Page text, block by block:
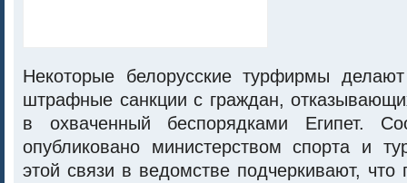
Некоторые белорусские турфирмы
штрафные санкции с граждан,
в охваченный беспорядками Египет.
опубликовано министерством спорта и
этой связи в ведомстве подчеркивают, что